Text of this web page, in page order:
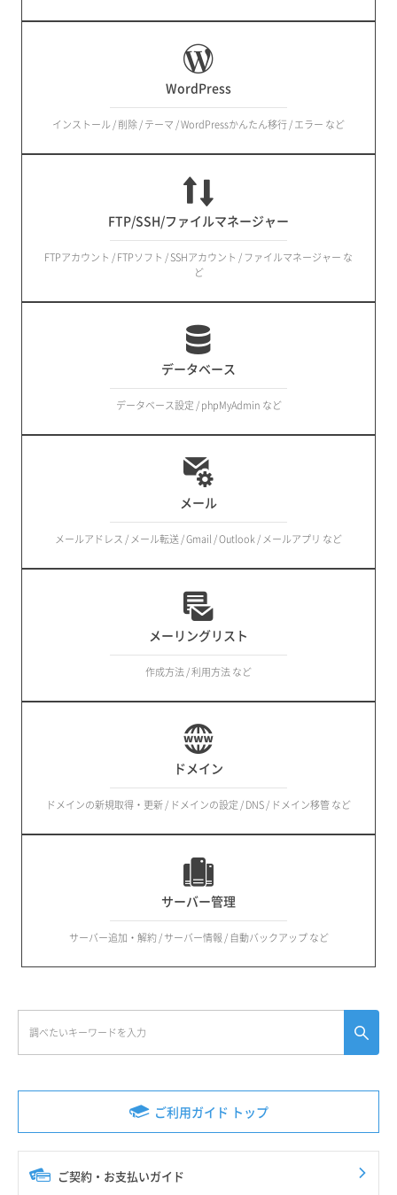
ご利用ガイド トップ
ご契約・お支払いガイド
WordPress
インストール / 削除 / テーマ / WordPressかんたん移行 / エラー など
FTP/SSH/ファイルマネージャー
FTPアカウント / FTPソフト / SSHアカウント / ファイルマネージャー な
ど
データベース
データベース設定 / phpMyAdmin など
メール
メールアドレス / メール転送 / Gmail / Outlook / メールアプリ など
メーリングリスト
作成方法 / 利用方法 など
ドメイン
ドメインの新規取得・更新 / ドメインの設定 / DNS / ドメイン移管 など
サーバー管理
サーバー追加・解約 / サーバー情報 / 自動バックアップ など